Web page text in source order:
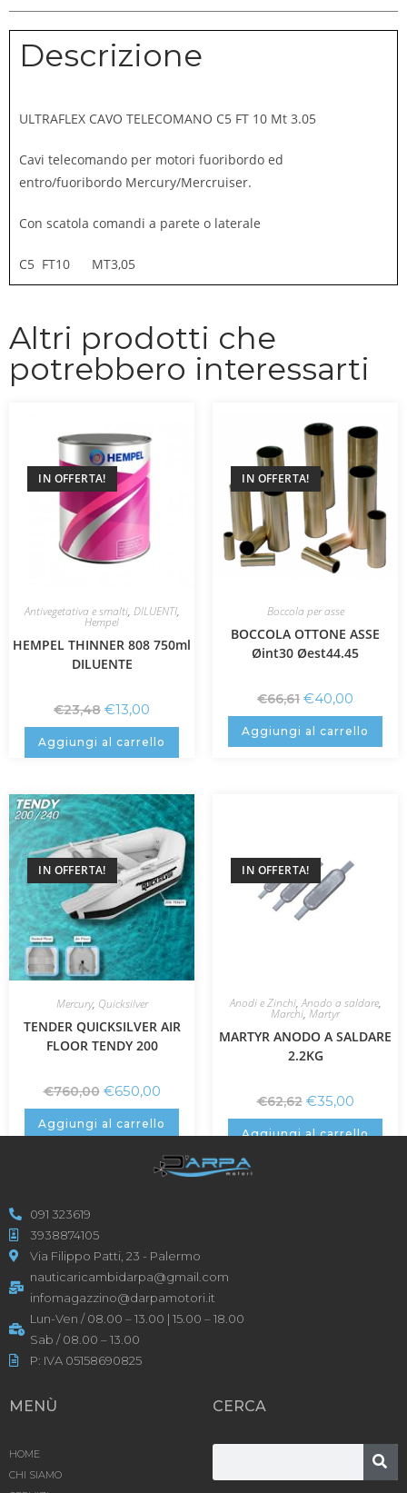
Descrizione
ULTRAFLEX CAVO TELECOMANO C5 FT 10 Mt 3.05
Cavi telecomando per motori fuoribordo ed
entro/fuoribordo Mercury/Mercruiser.
Con scatola comandi a parete o laterale
C5 FT10 MT3,05
Altri prodotti che
potrebbero interessarti
IN OFFERTA!
Antivegetativa e smalti, DILUENTI,
Hempel
HEMPEL THINNER 808 750ml
DILUENTE
€23,48 €13,00
Aggiungi al carrello
IN OFFERTA!
Boccola per asse
BOCCOLA OTTONE ASSE
Øint30 Øest44.45
€66,61 €40,00
Aggiungi al carrello
IN OFFERTA!
Mercury, Quicksilver
TENDER QUICKSILVER AIR
FLOOR TENDY 200
€760,00 €650,00
Aggiungi al carrello
IN OFFERTA!
Anodi e Zinchi,Anodo a saldare,
Marchi, Martyr
MARTYR ANODO A SALDARE
2.2KG
€62,62 €35,00
Aggiungi al carrello
091 323619
3938874105
Via Filippo Patti, 23 - Palermo
nauticaricambidarpa@gmail.com
infomagazzino@darpamotori.it
Lun-Ven / 08.00 – 13.00 | 15.00 – 18.00
Sab / 08.00 – 13.00
P: IVA 05158690825
MENÙ
HOME
CHI SIAMO
CERCA